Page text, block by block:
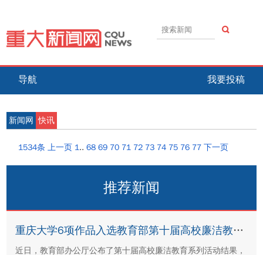
导航 我要投稿
新闻网 快讯
1534条 上一页 1..68 69 70 71 72 73 74 75 76 77 下一页
推荐新闻
重庆大学6项作品入选教育部第十届高校廉洁教育系列活动优秀作品
近日，教育部办公厅公布了第十届高校廉洁教育系列活动结果，